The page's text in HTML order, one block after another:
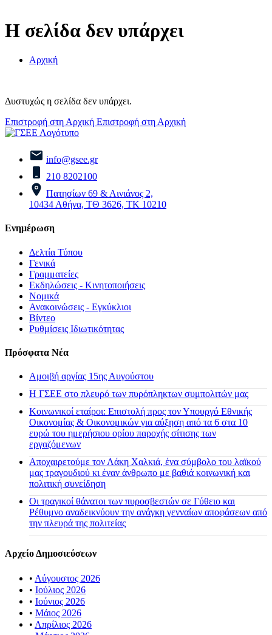
Η σελίδα δεν υπάρχει
Αρχική
Δυστυχώς η σελίδα δεν υπάρχει.
Επιστροφή στη Αρχική Επιστροφή στη Αρχική
info@gsee.gr
210 8202100
Πατησίων 69 & Αινιάνος 2,
10434 Αθήνα, ΤΘ 3626, ΤΚ 10210
Ενημέρωση
Δελτία Τύπου
Γενικά
Γραμματείες
Εκδηλώσεις - Κινητοποιήσεις
Νομικά
Ανακοινώσεις - Εγκύκλιοι
Βίντεο
Ρυθμίσεις Ιδιωτικότητας
Πρόσφατα Νέα
Αμοιβή αργίας 15ης Αυγούστου
H ΓΣΕΕ στο πλευρό των πυρόπληκτων συμπολιτών μας
Κοινωνικοί εταίροι: Επιστολή προς τον Υπουργό Εθνικής
Οικονομίας & Οικονομικών για αύξηση από τα 6 στα 10
ευρώ του ημερήσιου ορίου παροχής σίτισης των
εργαζόμενων
Αποχαιρετούμε τον Λάκη Χαλκιά, ένα σύμβολο του λαϊκού
μας τραγουδιού κι έναν άνθρωπο με βαθιά κοινωνική και
πολιτική συνείδηση
Οι τραγικοί θάνατοι των πυροσβεστών σε Γύθειο και
Ρέθυμνο αναδεικνύουν την ανάγκη γενναίων αποφάσεων από
την πλευρά της πολιτείας
Αρχείο Δημοσιεύσεων
• Αύγουστος 2026
• Ιούλιος 2026
• Ιούνιος 2026
• Μάιος 2026
• Απρίλιος 2026